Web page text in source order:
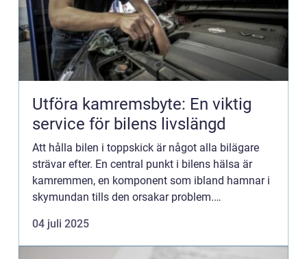
Utföra kamremsbyte: En viktig
service för bilens livslängd
Att hålla bilen i toppskick är något alla bilägare
strävar efter. En central punkt i bilens hälsa är
kamremmen, en komponent som ibland hamnar i
skymundan tills den orsakar problem.
04 juli 2025